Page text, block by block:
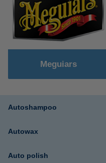
Meguiars
Autoshampoo
Autowax
Auto polish